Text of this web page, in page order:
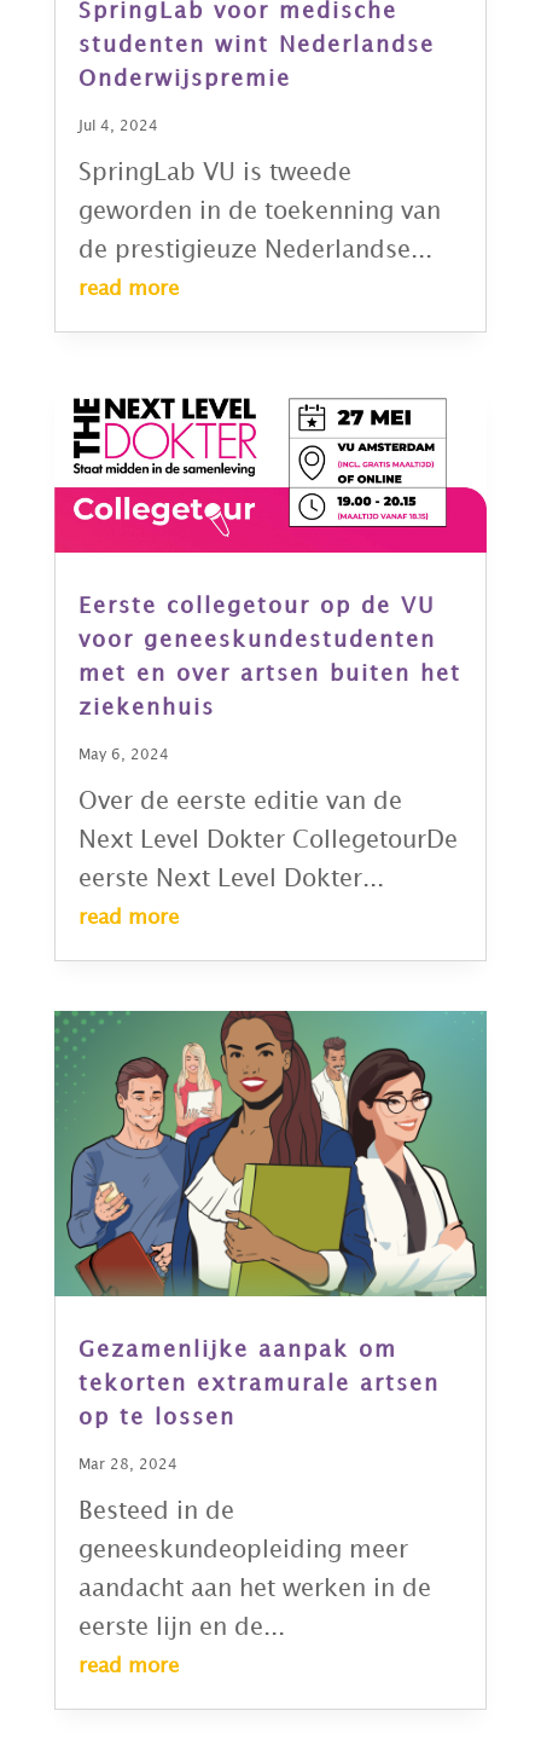
SpringLab voor medische
studenten wint Nederlandse
Onderwijspremie
Jul 4, 2024
SpringLab VU is tweede
geworden in de toekenning van
de prestigieuze Nederlandse...
read more
Eerste collegetour op de VU
voor geneeskundestudenten
met en over artsen buiten het
ziekenhuis
May 6, 2024
Over de eerste editie van de
Next Level Dokter CollegetourDe
eerste Next Level Dokter...
read more
Gezamenlijke aanpak om
tekorten extramurale artsen
op te lossen
Mar 28, 2024
Besteed in de
geneeskundeopleiding meer
aandacht aan het werken in de
eerste lijn en de...
read more